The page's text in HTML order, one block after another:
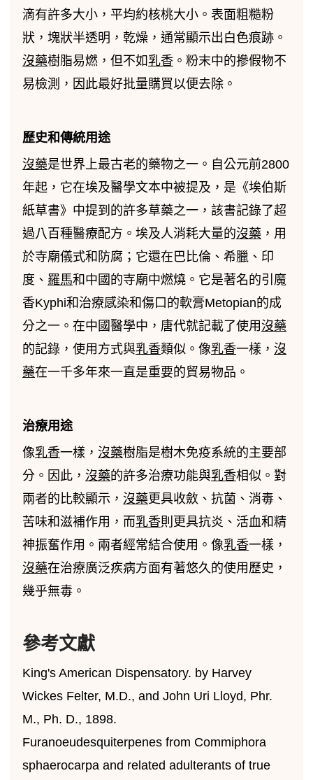
滴有許多大小，平均約核桃大小。表面粗糙粉
狀，塊狀半透明，乾燥，通常顯示出白色痕跡。
沒藥樹脂易燃，但不如乳香 。粉末中的摻假物不
易檢測，因此最好批量購買以便去除。
歷史和傳統用途
沒藥是世界上最古老的藥物之一。自公元前2800
年起，它在埃及醫學文本中被提及，是《埃伯斯
紙草書》中提到的許多草藥之一，該書記錄了超
過八百種醫療配方。埃及人消耗大量的沒藥 ，用
於寺廟儀式和防腐；它還在巴比倫、希臘、印
度、 羅馬和中國的寺廟中燃燒。它是著名的引魔
香Kyphi和治療感染和傷口的軟膏Metopian的成
分之一。在中國醫學中，唐代就記載了使用沒藥
的記錄，使用方式與乳香類似。像乳香一樣， 沒
藥在一千多年來一直是重要的貿易物品。
治療用途
像乳香一樣， 沒藥樹脂是樹木免疫系統的主要部
分。因此， 沒藥的許多治療功能與乳香相似。對
兩者的比較顯示， 沒藥更具收斂、抗菌、消毒、
苦味和滋補作用，而乳香則更具抗炎、活血和精
神振奮作用。兩者經常結合使用。像乳香一樣，
沒藥在治療廣泛疾病方面有著悠久的使用歷史，
幾乎無毒。
參考文獻
King's American Dispensatory. by Harvey
Wickes Felter, M.D., and John Uri Lloyd, Phr.
M., Ph. D., 1898.
Furanoeudesquiterpenes from Commiphora
sphaerocarpa and related adulterants of true